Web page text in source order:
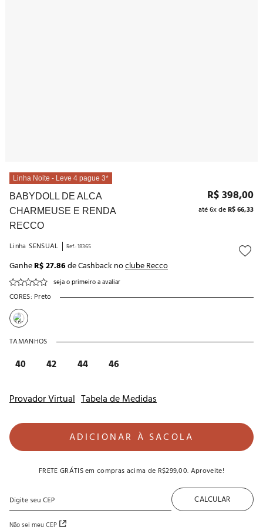
Linha Noite - Leve 4 pague 3*
BABYDOLL DE ALCA
CHARMEUSE E RENDA
RECCO
R$398,00
até6x deR$66,33
Linha SENSUAL Ref.:18365
GanheR$ 27.86de Cashback noclube Recco
seja o primeiro a avaliar
CORES: Preto
TAMANHOS
40 42 44 46
Provador Virtual Tabela de Medidas
ADICIONAR À SACOLA
FRETE GRÁTISem compras acima de R$299,00. Aproveite!
CALCULAR